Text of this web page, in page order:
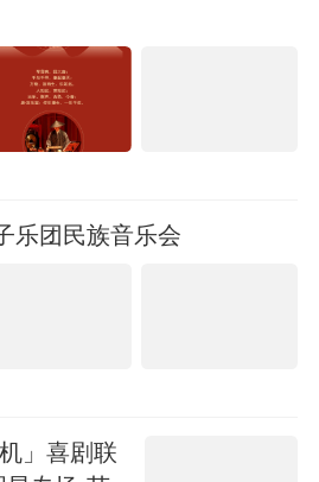
乐团民族音乐会
」喜剧联